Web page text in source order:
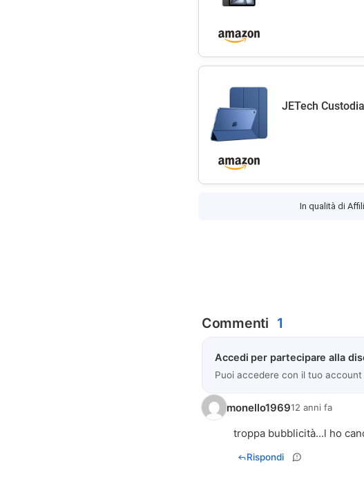
JETech
In qualità di
Commenti 1
Accedi per partecipare alla
Puoi accedere con il tuo
monello196912 anni fa
troppa bubblicità...l ho
Rispondi